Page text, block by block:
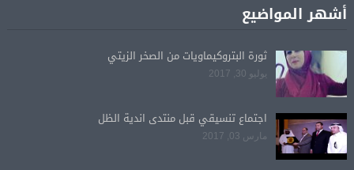
أشهر المواضيع
ثورة البتروكيماويات من الصخر الزيتي
يوليو 30, 2017
اجتماع تنسيقي قبل منتدى اندية الظل
مارس 03, 2017